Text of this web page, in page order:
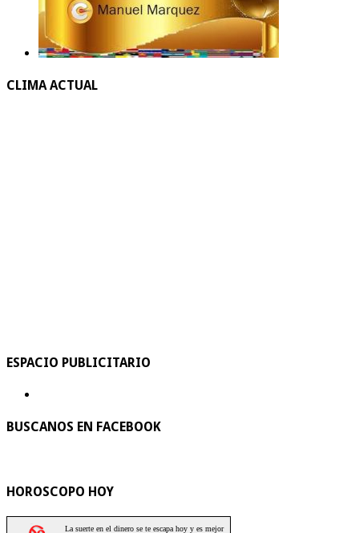
CLIMA ACTUAL
ESPACIO PUBLICITARIO
BUSCANOS EN FACEBOOK
HOROSCOPO HOY